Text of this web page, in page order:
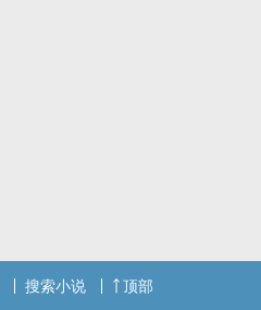
搜索小说 顶部